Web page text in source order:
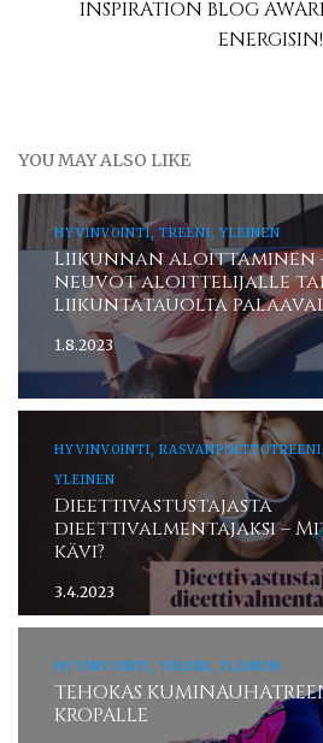
INSPIRATION BLOG
ENERGISIN!
YOU MAY ALSO LIKE
HYVINVOINTI, TREENI, YLEINEN
Liikunnan aloittaminen
neuvot aloittelijalle
liikuntatauolta
1.8.2023
HYVINVOINTI,
YLEINEN
Dieettivastustajasta
dieettivalmentajaksi –
kävi?
3.4.2023
HYVINVOINTI, TREENI, YLEINEN
TEHOKAS
KROPALLE